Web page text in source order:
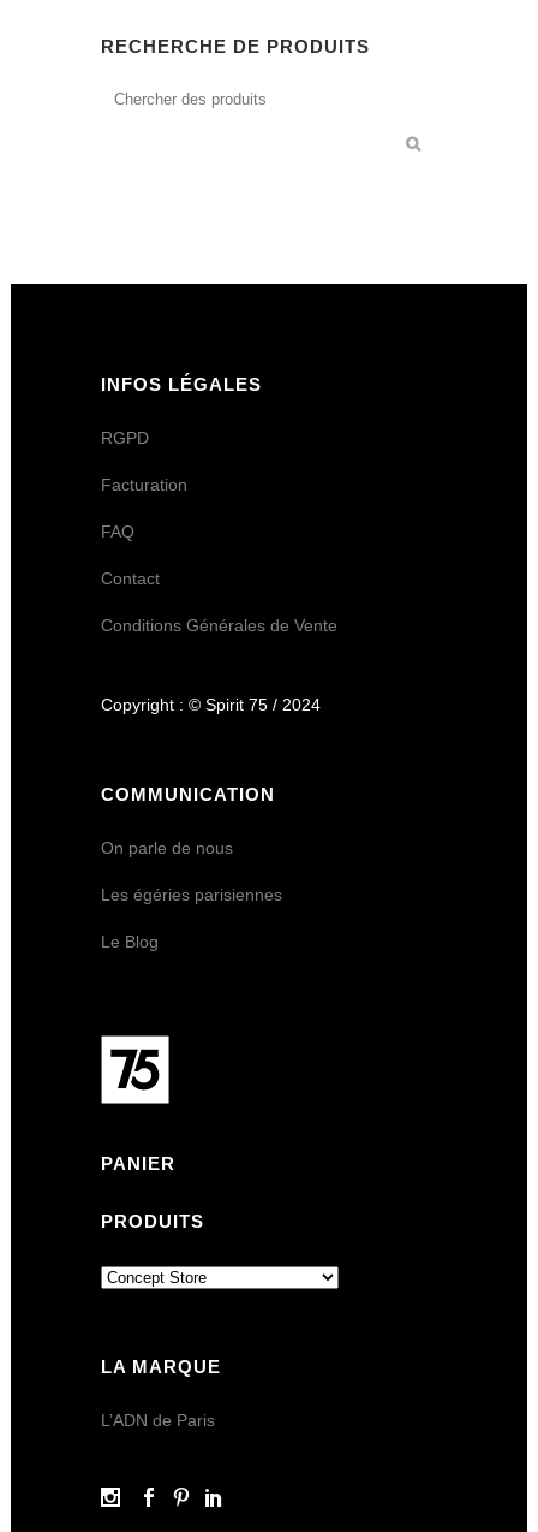
RECHERCHE DE PRODUITS
INFOS LÉGALES
RGPD
Facturation
FAQ
Contact
Conditions Générales de Vente
Copyright : © Spirit 75 / 2024
COMMUNICATION
On parle de nous
Les égéries parisiennes
Le Blog
PANIER
PRODUITS
LA MARQUE
L’ADN de Paris